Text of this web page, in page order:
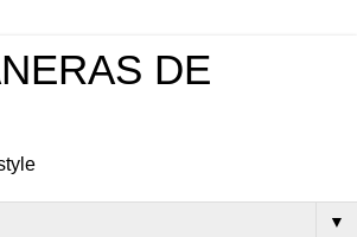
DE
▼